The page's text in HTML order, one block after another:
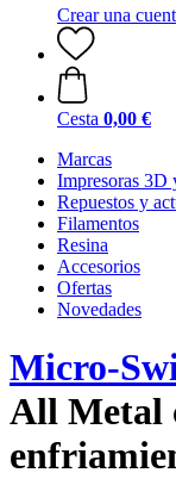
Crear una
Cesta 0,00 €
Marcas
Impresoras 3D
Repuestos y
Filamentos
Resina
Accesorios
Ofertas
Novedades
Micro-
All Metal